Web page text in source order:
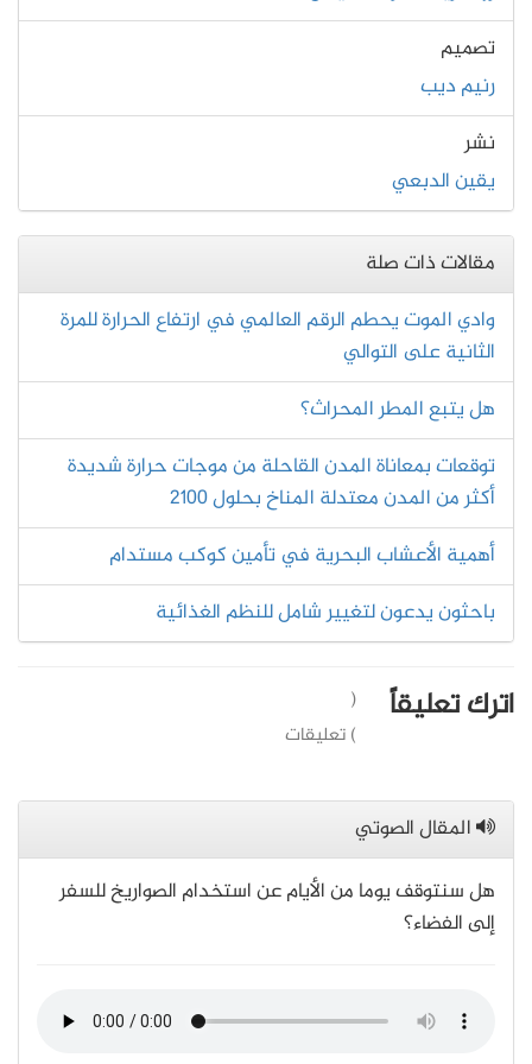
تصميم
رنيم ديب
نشر
يقين الدبعي
مقالات ذات صلة
وادي الموت يحطم الرقم العالمي في ارتفاع الحرارة للمرة
الثانية على التوالي
هل يتبع المطر المحراث؟
توقعات بمعاناة المدن القاحلة من موجات حرارة شديدة
أكثر من المدن معتدلة المناخ بحلول 2100
أهمية الأعشاب البحرية في تأمين كوكب مستدام
باحثون يدعون لتغيير شامل للنظم الغذائية
اترك تعليقاً
(
) تعليقات
المقال الصوتي
هل سنتوقف يوما من الأيام عن استخدام الصواريخ للسفر
إلى الفضاء؟